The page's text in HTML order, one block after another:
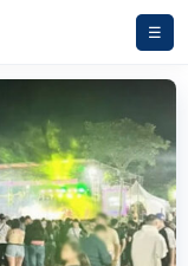
☰